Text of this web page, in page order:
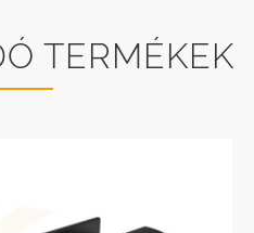
TERMÉKEK